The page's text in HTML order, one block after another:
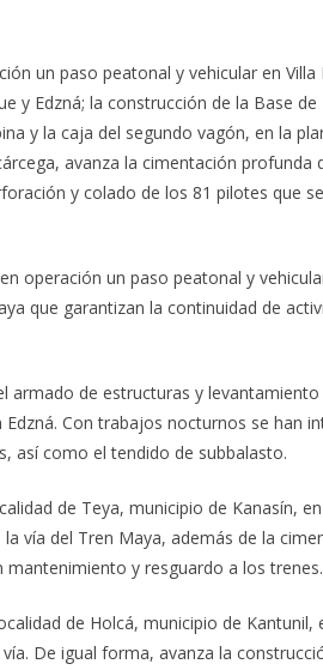
un paso peatonal y vehicular en
y Edzná; la construcción de la Base
y la caja del segundo vagón, en la
avanza la cimentación profunda
y colado de los 81 pilotes que
operación un paso peatonal y
que garantizan la continuidad de
armado de estructuras y
Con trabajos nocturnos se han
así como el tendido de subbalasto.
de Teya, municipio de Kanasín,
vía del Tren Maya, además de la
y resguardo a los trenes.
de Holcá, municipio de Kantunil,
De igual forma, avanza la